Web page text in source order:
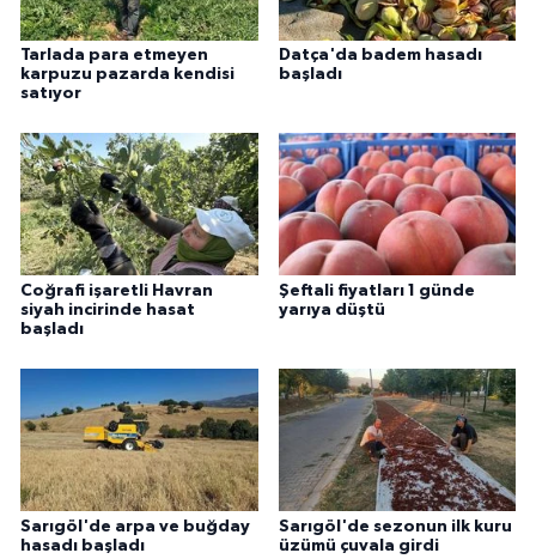
Tarlada para etmeyen
karpuzu pazarda kendisi
satıyor
Datça'da badem hasadı
başladı
Coğrafi işaretli Havran
siyah incirinde hasat
başladı
Şeftali fiyatları 1 günde
yarıya düştü
Sarıgöl'de arpa ve buğday
hasadı başladı
Sarıgöl'de sezonun ilk kuru
üzümü çuvala girdi